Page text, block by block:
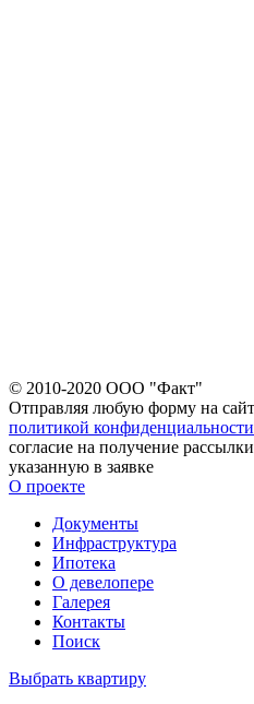
© 2010-2020 ООО "Факт"
Отправляя любую форму на
политикой конфиденциальности
согласие на получение
указанную в заявке
О проекте
Документы
Инфраструктура
Ипотека
О девелопере
Галерея
Контакты
Поиск
Выбрать квартиру